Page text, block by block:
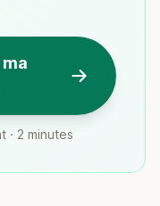
· 2 minutes